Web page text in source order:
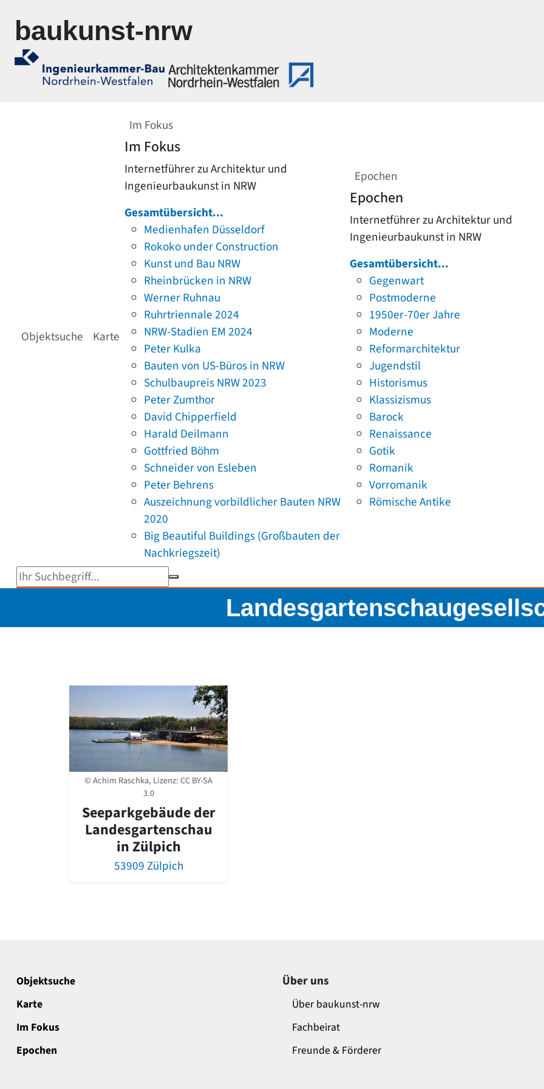
baukunst-nrw
Objektsuche Karte
Im Fokus
Im Fokus
Internetführer zu Architektur und
Ingenieurbaukunst in NRW
Gesamtübersicht...
Medienhafen Düsseldorf
Rokoko under Construction
Kunst und Bau NRW
Rheinbrücken in NRW
Werner Ruhnau
Ruhrtriennale 2024
NRW-Stadien EM 2024
Peter Kulka
Bauten von US-Büros in NRW
Schulbaupreis NRW 2023
Peter Zumthor
David Chipperfield
Harald Deilmann
Gottfried Böhm
Schneider von Esleben
Peter Behrens
Auszeichnung vorbildlicher Bauten NRW
2020
Big Beautiful Buildings (Großbauten der
Nachkriegszeit)
Epochen
Epochen
Internetführer zu Architektur und
Ingenieurbaukunst in NRW
Gesamtübersicht...
Gegenwart
Postmoderne
1950er-70er Jahre
Moderne
Reformarchitektur
Jugendstil
Historismus
Klassizismus
Barock
Renaissance
Gotik
Romanik
Vorromanik
Römische Antike
Suchbegriff eingeben
© Achim Raschka, Lizenz:CC BY-SA
3.0
Seeparkgebäude der
Landesgartenschau
in Zülpich
53909 Zülpich
Objektsuche
Karte
Im Fokus
Epochen
Über uns
Über baukunst-nrw
Fachbeirat
Freunde & Förderer